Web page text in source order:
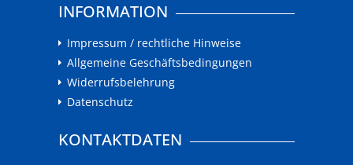
INFORMATION
Impressum / rechtliche Hinweise
Allgemeine Geschäftsbedingungen
Widerrufsbelehrung
Datenschutz
KONTAKTDATEN